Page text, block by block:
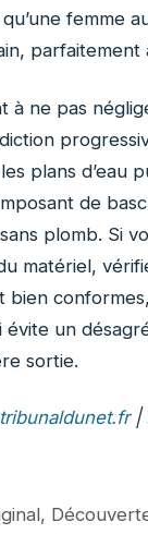
femme
parfaitement
à ne pas
plans d’eau
de
plomb. Si
matériel,
bien
évite un
sortie.
|
,